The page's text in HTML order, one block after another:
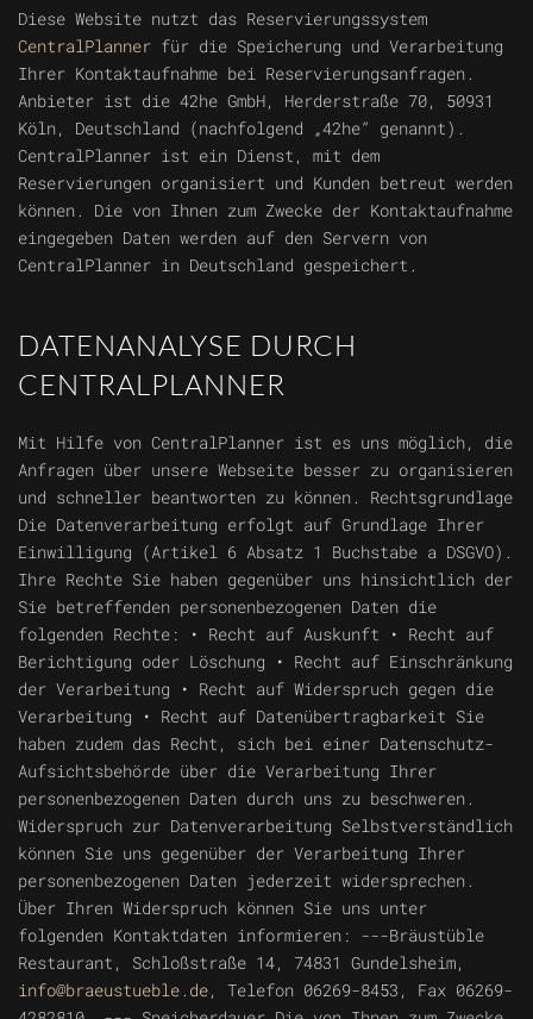
Diese Website nutzt das Reservierungssystem
CentralPlanner für die Speicherung und Verarbeitung
Ihrer Kontaktaufnahme bei Reservierungsanfragen.
Anbieter ist die 42he GmbH, Herderstraße 70, 50931
Köln, Deutschland (nachfolgend „42he“ genannt).
CentralPlanner ist ein Dienst, mit dem
Reservierungen organisiert und Kunden betreut werden
können. Die von Ihnen zum Zwecke der Kontaktaufnahme
eingegeben Daten werden auf den Servern von
CentralPlanner in Deutschland gespeichert.
DATENANALYSE DURCH
CENTRALPLANNER
Mit Hilfe von CentralPlanner ist es uns möglich, die
Anfragen über unsere Webseite besser zu organisieren
und schneller beantworten zu können. Rechtsgrundlage
Die Datenverarbeitung erfolgt auf Grundlage Ihrer
Einwilligung (Artikel 6 Absatz 1 Buchstabe a DSGVO).
Ihre Rechte Sie haben gegenüber uns hinsichtlich der
Sie betreffenden personenbezogenen Daten die
folgenden Rechte: • Recht auf Auskunft • Recht auf
Berichtigung oder Löschung • Recht auf Einschränkung
der Verarbeitung • Recht auf Widerspruch gegen die
Verarbeitung • Recht auf Datenübertragbarkeit Sie
haben zudem das Recht, sich bei einer Datenschutz-
Aufsichtsbehörde über die Verarbeitung Ihrer
personenbezogenen Daten durch uns zu beschweren.
Widerspruch zur Datenverarbeitung Selbstverständlich
können Sie uns gegenüber der Verarbeitung Ihrer
personenbezogenen Daten jederzeit widersprechen.
Über Ihren Widerspruch können Sie uns unter
folgenden Kontaktdaten informieren: ---Bräustüble
Restaurant, Schloßstraße 14, 74831 Gundelsheim,
info@braeustueble.de, Telefon 06269-8453, Fax 06269-